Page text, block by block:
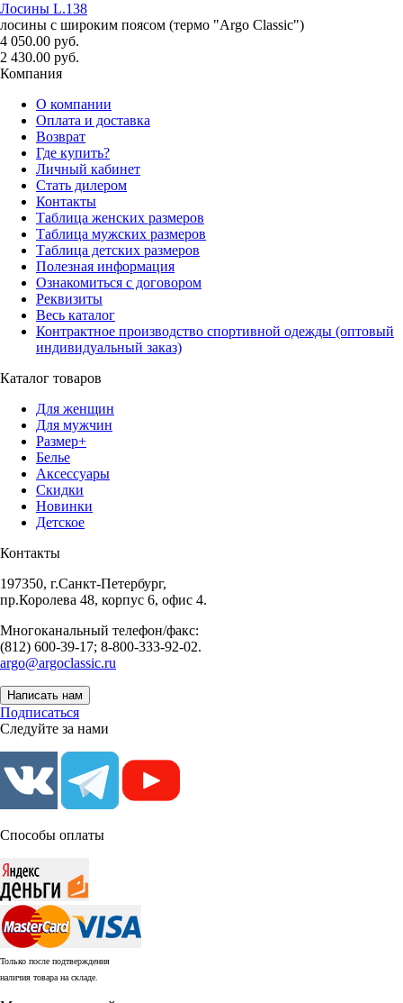
Лосины L.138
лосины с широким поясом (термо "Argo Classic")
4 050.00 руб.
2 430.00 руб.
Компания
О компании
Оплата и доставка
Возврат
Где купить?
Личный кабинет
Стать дилером
Контакты
Таблица женских размеров
Таблица мужских размеров
Таблица детских размеров
Полезная информация
Ознакомиться с договором
Реквизиты
Весь каталог
Контрактное производство спортивной одежды (оптовый
индивидуальный заказ)
Каталог товаров
Для женщин
Для мужчин
Размер+
Белье
Аксессуары
Скидки
Новинки
Детское
Контакты
197350, г.Санкт-Петербург,
пр.Королева 48, корпус 6, офис 4.
Многоканальный телефон/факс:
(812) 600-39-17; 8-800-333-92-02.
argo@argoclassic.ru
Написать нам
Подписаться
Следуйте за нами
Способы оплаты
Только после подтверждения
наличия товара на складе.